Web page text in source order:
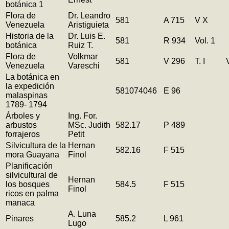
botánica 1
Flora de
Venezuela
Dr. Leandro
Aristiguieta
581 A 715
V X
Historia de la
botánica
Dr. Luis E.
Ruiz T.
581 R 934
Vol. 1
Flora de
Venezuela
Volkmar
Vareschi
581 V 296 T. I
La botánica en
la expedición
malaspinas
1789- 1794
581074046 E 96
Árboles y
arbustos
forrajeros
Ing. For.
MSc. Judith
Petit
582.17 P 489
Silvicultura de la
mora Guayana
Hernan
Finol
582.16
F 515
Planificación
silvicultural de
los bosques
ricos en palma
manaca
Hernan
Finol
584.5 F 515
Pinares
A. Luna
Lugo
585.2
L 961